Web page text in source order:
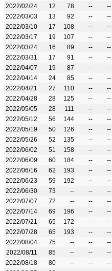
2022/02/24
12 78 -- --
2022/03/03
13 92 -- --
2022/03/10
17 108 -- --
2022/03/17
19 107 -- --
2022/03/24
16 89 -- --
2022/03/31
17 91 -- --
2022/04/07
19 87 -- --
2022/04/14
24 85 -- --
2022/04/21
27 110 -- --
2022/04/28
28 125 -- --
2022/05/05
28 111 -- --
2022/05/12
56 144 -- --
2022/05/19
50 126 -- --
2022/05/26
52 135 -- --
2022/06/02
51 158 -- --
2022/06/09
60 184 -- --
2022/06/16
62 193 -- --
2022/06/23
59 192 -- --
2022/06/30
73 -- -- --
2022/07/07
72 -- -- --
2022/07/14
69 196 -- --
2022/07/21
65 172 -- --
2022/07/28
65 193 -- --
2022/08/04
75 -- -- --
2022/08/11
85 -- -- --
2022/08/18
80 -- -- --